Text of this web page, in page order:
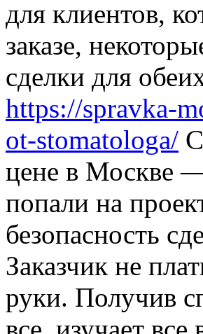
для клиентов,
заказе,
сделки для
https://spravka-
ot-stomatologa/
цене в Москве
попали на
безопасность
Заказчик не
руки. Получив